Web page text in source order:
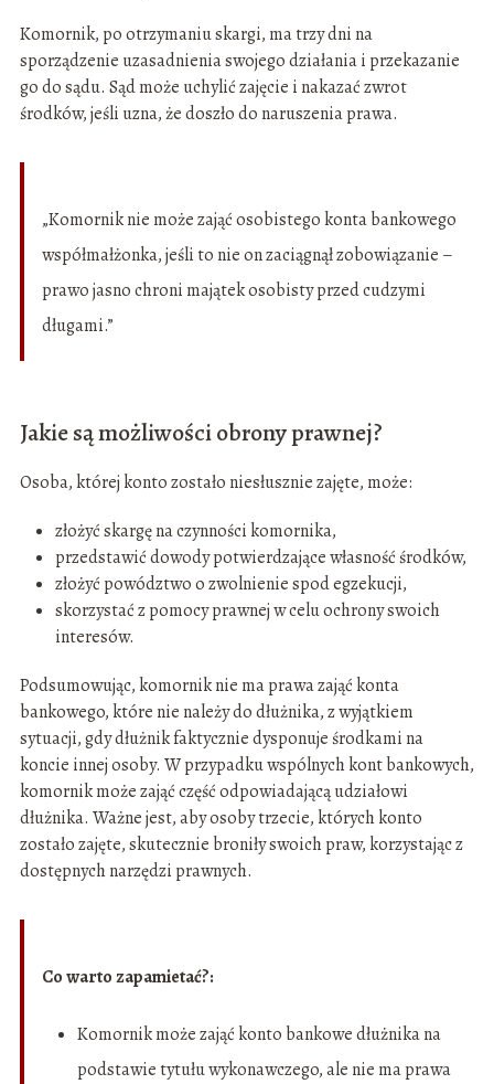
Komornik, po otrzymaniu skargi, ma trzy dni na
sporządzenie uzasadnienia swojego działania i przekazanie
go do sądu. Sąd może uchylić zajęcie i nakazać zwrot
środków, jeśli uzna, że doszło do naruszenia prawa.
„Komornik nie może zająć osobistego konta bankowego
współmałżonka, jeśli to nie on zaciągnął zobowiązanie –
prawo jasno chroni majątek osobisty przed cudzymi
długami.”
Jakie są możliwości obrony prawnej?
Osoba, której konto zostało niesłusznie zajęte, może:
złożyć skargę na czynności komornika,
przedstawić dowody potwierdzające własność środków,
złożyć powództwo o zwolnienie spod egzekucji,
skorzystać z pomocy prawnej w celu ochrony swoich
interesów.
Podsumowując, komornik nie ma prawa zająć konta
bankowego, które nie należy do dłużnika, z wyjątkiem
sytuacji, gdy dłużnik faktycznie dysponuje środkami na
koncie innej osoby. W przypadku wspólnych kont bankowych,
komornik może zająć część odpowiadającą udziałowi
dłużnika. Ważne jest, aby osoby trzecie, których konto
zostało zajęte, skutecznie broniły swoich praw, korzystając z
dostępnych narzędzi prawnych.
Co warto zapamietać?:
Komornik może zająć konto bankowe dłużnika na
podstawie tytułu wykonawczego, ale nie ma prawa